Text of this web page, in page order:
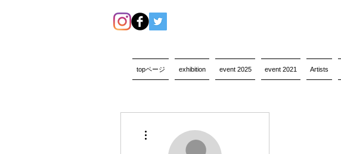
topページ exhibition event 2025 event 2021 Artists